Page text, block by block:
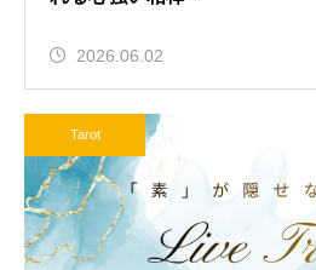
2026.06.02
Tarot